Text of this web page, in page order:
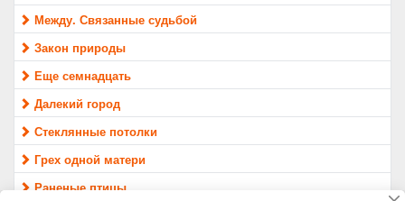
Между. Связанные судьбой
Закон природы
Еще семнадцать
Далекий город
Стеклянные потолки
Грех одной матери
Раненые птицы